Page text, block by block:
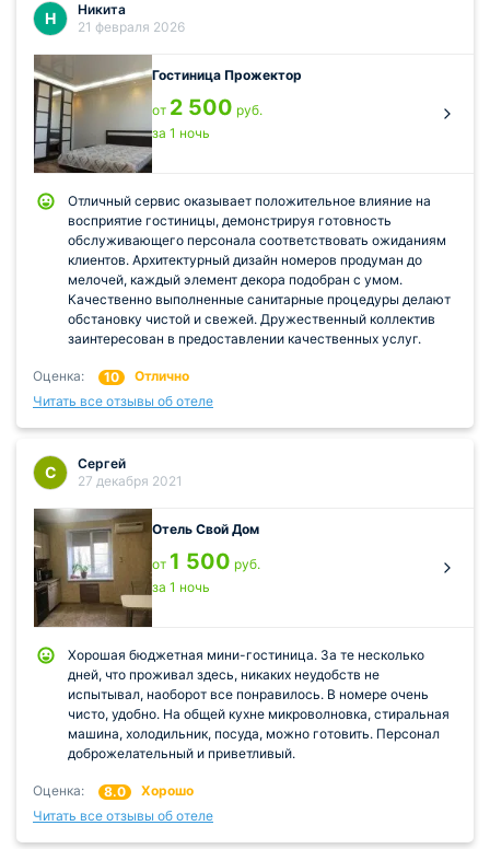
Н
Никита
21 февраля 2026
Гостиница Прожектор
от 2 500 руб.
за 1 ночь
Отличный сервис оказывает положительное влияние на
восприятие гостиницы, демонстрируя готовность
обслуживающего персонала соответствовать ожиданиям
клиентов. Архитектурный дизайн номеров продуман до
мелочей, каждый элемент декора подобран с умом.
Качественно выполненные санитарные процедуры делают
обстановку чистой и свежей. Дружественный коллектив
заинтересован в предоставлении качественных услуг.
Оценка: 10
Отлично
Читать все отзывы об отеле
С
Сергей
27 декабря 2021
Отель Свой Дом
от 1 500 руб.
за 1 ночь
Хорошая бюджетная мини-гостиница. За те несколько
дней, что проживал здесь, никаких неудобств не
испытывал, наоборот все понравилось. В номере очень
чисто, удобно. На общей кухне микроволновка, стиральная
машина, холодильник, посуда, можно готовить. Персонал
доброжелательный и приветливый.
Оценка: 8.0
Хорошо
Читать все отзывы об отеле